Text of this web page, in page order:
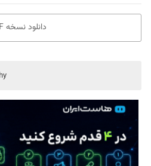
دانلود نسخه PDF